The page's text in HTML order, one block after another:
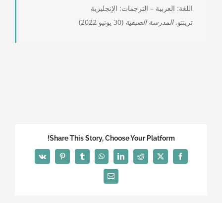
اللغة: العربية – الترجمات: الإنجليزية
ترينتو,المدرسة الصيفية (30 يونيو 2022)
Share This Story, Choose Your Platform!
Facebook
X
Reddit
LinkedIn
WhatsApp
Tumblr
Pinterest
Vk
Email